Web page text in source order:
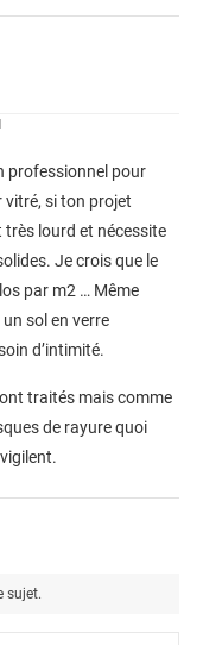
professionnel pour
vitré, si ton projet
très lourd et nécessite
Je crois que le
par m2 … Même
sol en verre
d’intimité.
traités mais comme
de rayure quoi
sujet.